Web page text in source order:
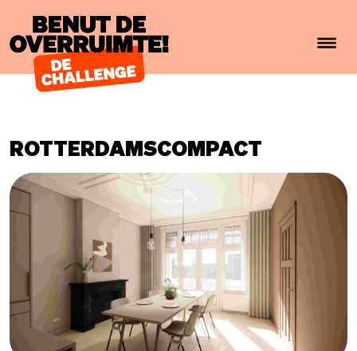
ROTTERDAMSCOMPACT